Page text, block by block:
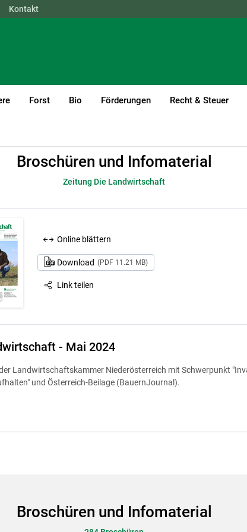
OÖ SBG
Kontakt
Forst Bio Förderungen Recht & Steuer
Broschüren und Infomaterial
Zeitung Die Landwirtschaft
Online blättern
Download (PDF 11.21 MB)
Link teilen
- Mai 2024
Landwirtschaftskammer Niederösterreich mit Schwerpunkt
und Österreich-Beilage (BauernJournal).
Broschüren und Infomaterial